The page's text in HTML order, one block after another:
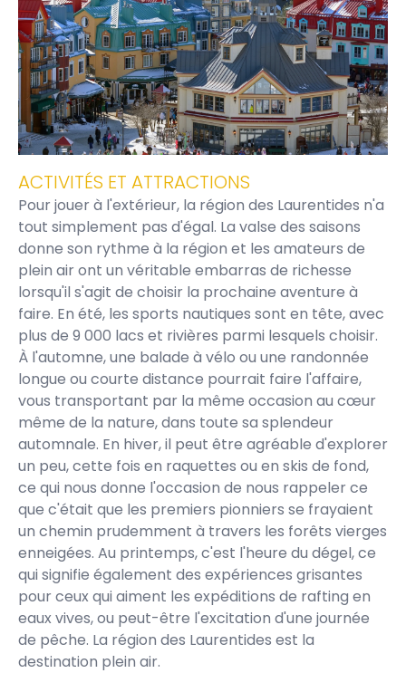
ACTIVITÉS ET ATTRACTIONS
Pour jouer à l'extérieur, la région des Laurentides n'a
tout simplement pas d'égal. La valse des saisons
donne son rythme à la région et les amateurs de
plein air ont un véritable embarras de richesse
lorsqu'il s'agit de choisir la prochaine aventure à
faire. En été, les sports nautiques sont en tête, avec
plus de 9 000 lacs et rivières parmi lesquels choisir.
À l'automne, une balade à vélo ou une randonnée
longue ou courte distance pourrait faire l'affaire,
vous transportant par la même occasion au cœur
même de la nature, dans toute sa splendeur
automnale. En hiver, il peut être agréable d'explorer
un peu, cette fois en raquettes ou en skis de fond,
ce qui nous donne l'occasion de nous rappeler ce
que c'était que les premiers pionniers se frayaient
un chemin prudemment à travers les forêts vierges
enneigées. Au printemps, c'est l'heure du dégel, ce
qui signifie également des expériences grisantes
pour ceux qui aiment les expéditions de rafting en
eaux vives, ou peut-être l'excitation d'une journée
de pêche. La région des Laurentides est la
destination plein air.